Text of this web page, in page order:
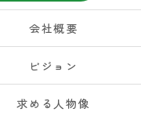
会社概要
ビジョン
求める人物像